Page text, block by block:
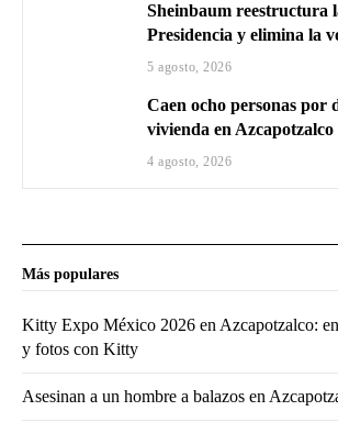
Sheinbaum reestructura
Presidencia y elimina la
5 agosto, 2026
Caen ocho personas por
vivienda en Azcapotzalco
4 agosto, 2026
Más populares
Kitty Expo México 2026 en Azcapotzalco:
y fotos con Kitty
Asesinan a un hombre a balazos en